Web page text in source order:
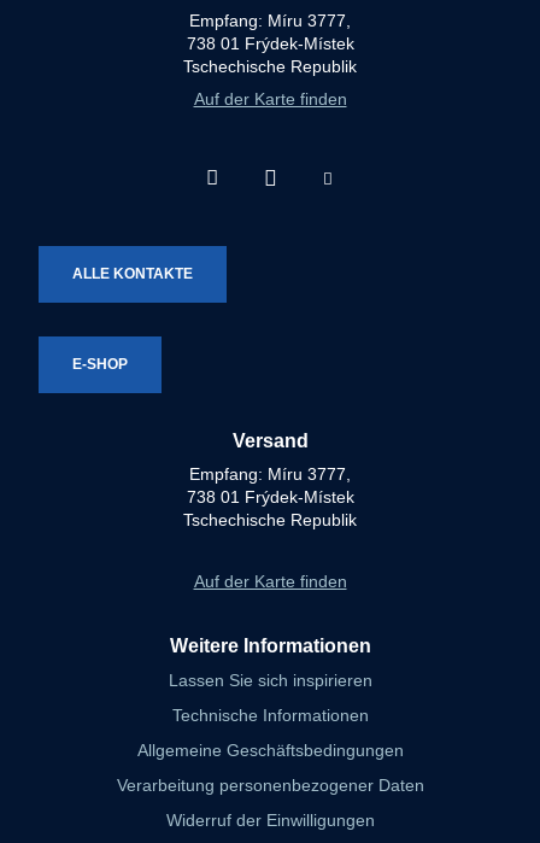
Empfang: Míru 3777,
738 01 Frýdek-Místek
Tschechische Republik
Auf der Karte finden
ALLE KONTAKTE
E-SHOP
Versand
Empfang: Míru 3777,
738 01 Frýdek-Místek
Tschechische Republik
Auf der Karte finden
Weitere Informationen
Lassen Sie sich inspirieren
Technische Informationen
Allgemeine Geschäftsbedingungen
Verarbeitung personenbezogener Daten
Widerruf der Einwilligungen